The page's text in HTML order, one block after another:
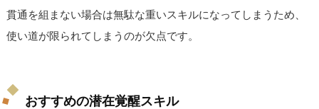
貫通を組まない場合は無駄な重いスキルになってしまうため、
使い道が限られてしまうのが欠点です。
おすすめの潜在覚醒スキル